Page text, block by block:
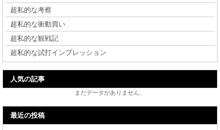
超私的な考察
超私的な衝動買い
超私的な観戦記
超私的な試打インプレッション
人気の記事
まだデータがありません。
最近の投稿